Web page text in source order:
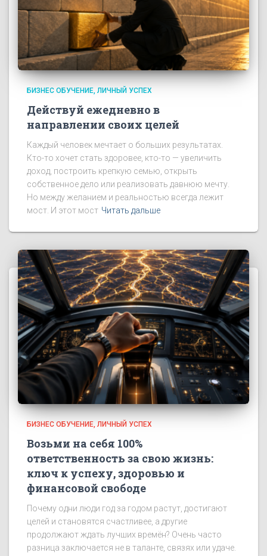
БИЗНЕС ОБУЧЕНИЕ ЛИЧНЫЙ УСПЕХ
Действуй ежедневно в
направлении своих целей
Каждый человек мечтает о больших результатах.
Кто-то хочет стать здоровее, кто-то — увеличить
доход, построить крепкую семью, открыть
собственное дело или реализовать давнюю мечту.
Но между желанием и реальностью всегда лежит
мост. И этот мост Читать дальше
БИЗНЕС ОБУЧЕНИЕ ЛИЧНЫЙ УСПЕХ
Возьми на себя 100%
ответственность за свою жизнь:
ключ к успеху, здоровью и
финансовой свободе
Почему одни люди год за годом растут, достигают
целей и становятся счастливее, а другие
продолжают ждать лучших времён? Очень часто
разница заключается не в таланте, связях или удаче.